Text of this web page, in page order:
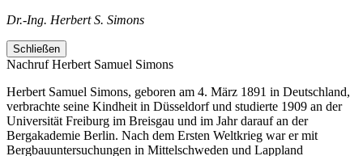
Dr.-Ing. Herbert S. Simons
Schließen
Nachruf Herbert Samuel Simons
Herbert Samuel Simons, geboren am 4. März 1891 in Deutschland,
verbrachte seine Kindheit in Düsseldorf und studierte 1909 an der
Universität Freiburg im Breisgau und im Jahr darauf an der
Bergakademie Berlin. Nach dem Ersten Weltkrieg war er mit
Bergbauuntersuchungen in Mittelschweden und Lappland